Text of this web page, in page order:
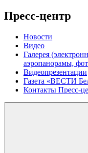
Пресс-центр
Новости
Видео
Галерея
аэропанорамы,
Видеопрезентации
Газета «ВЕСТИ
Контакты Пресс-